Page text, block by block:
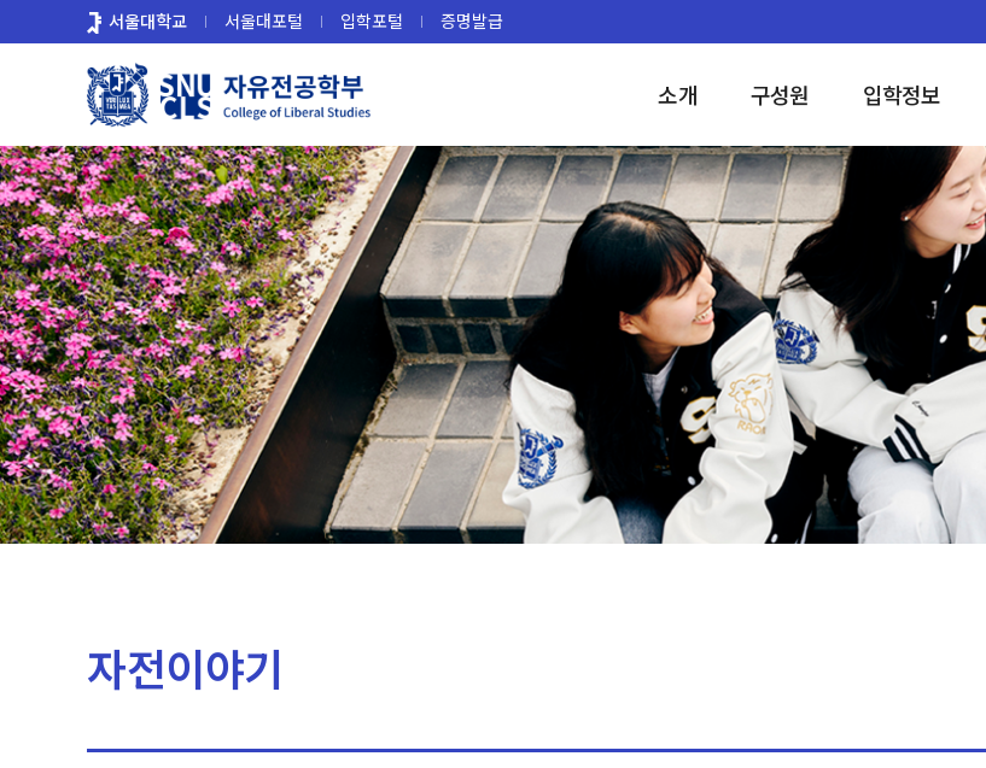
로
뉴
서울대학교 서울대포털 입학포털 증명발급
소개 구성원 입학정보
자전이야기